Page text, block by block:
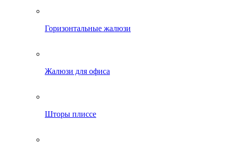
Горизонтальные жалюзи
Жалюзи для офиса
Шторы плиссе